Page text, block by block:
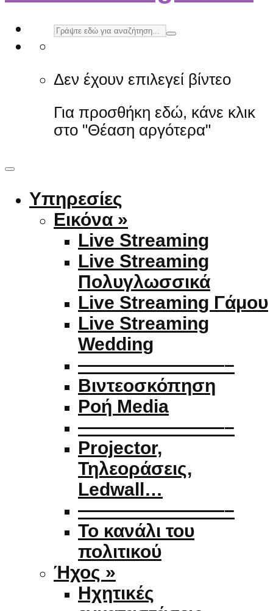
Δεν έχουν επιλεγεί βίντεο
Για προσθήκη εδώ, κάνε κλικ
στο "Θέαση αργότερα"
Υπηρεσίες
Εικόνα »
Live Streaming
Live Streaming
Πολυγλωσσικά
Live Streaming Γάμου
Live Streaming
Wedding
————————–
Βιντεοσκόπηση
Ροή Media
————————–
Projector,
Τηλεοράσεις,
Ledwall…
————————–
Το κανάλι του
πολιτικού
Ήχος »
Ηχητικές